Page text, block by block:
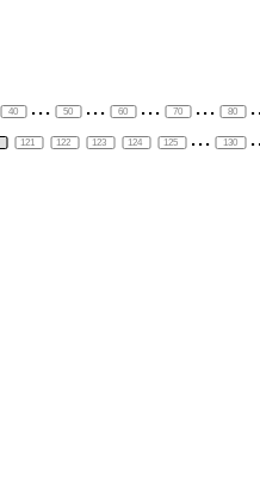
40 ... 50 ... 60 ... 70 ... 80
121 122 123 124 125 ... 130